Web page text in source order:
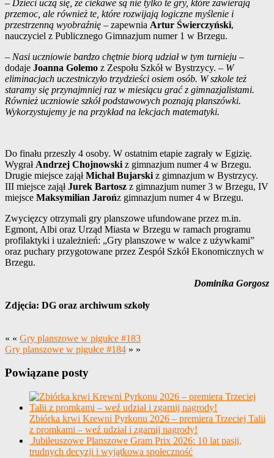
– Dzieci uczą się, że ciekawe są nie tylko te gry, które zawierają
przemoc, ale również te, które rozwijają logiczne myślenie i
przestrzenną wyobraźnię – zapewnia Artur Świerczyński,
nauczyciel z Publicznego Gimnazjum numer 1 w Brzegu.
– Nasi uczniowie bardzo chętnie biorą udział w tym turnieju –
dodaje Joanna Golemo z Zespołu Szkół w Bystrzycy. – W
eliminacjach uczestniczyło trzydzieści osiem osób. W szkole też
staramy się przynajmniej raz w miesiącu grać z gimnazjalistami.
Również uczniowie szkół podstawowych poznają planszówki.
Wykorzystujemy je na przykład na lekcjach matematyki.
Do finału przeszły 4 osoby. W ostatnim etapie zagrały w Egizię.
Wygrał Andrzej Chojnowski z gimnazjum numer 4 w Brzegu.
Drugie miejsce zająłMichał Bujarski z gimnazjum w Bystrzycy.
III miejsce zająłJurek Bartosz z gimnazjum numer 3 w Brzegu, IV
miejsce Maksymilian Jarońz gimnazjum numer 4 w Brzegu.
Zwycięzcy otrzymali gry planszowe ufundowane przez m.in.
Egmont, Albi oraz Urząd Miasta w Brzegu w ramach programu
profilaktyki i uzależnień: „Gry planszowe w walce z używkami”
oraz puchary przygotowane przez Zespół Szkół Ekonomicznych w
Brzegu.
Dominika Gorgosz
Zdjęcia: DG oraz archiwum szkoły
« « Gry planszowe w pigułce #183
Gry planszowe w pigułce #184 » »
Powiązane posty
Zbiórka krwi Krewni Pyrkonu 2026 – premiera Trzeciej Talii
z promkami – weź udział i zgarnij nagrody!
Jubileuszowe Planszowe Gram Prix 2026: 10 lat pasji,
trudnych decyzji i wyjątkowa społeczność